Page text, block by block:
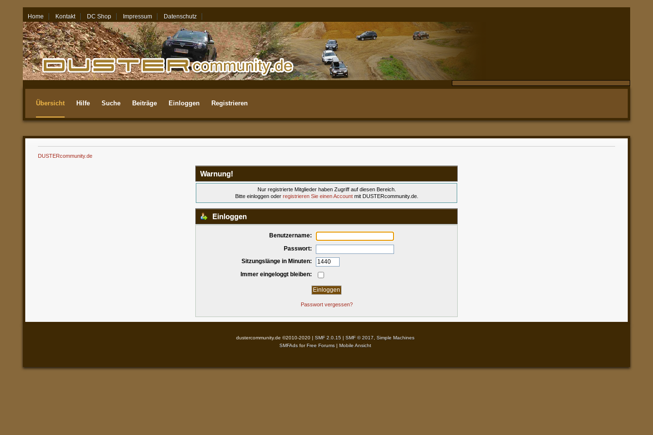
Home Kontakt DC Shop Impressum Datenschutz
08.08.26 - 01:33
Übersicht Hilfe Suche Beiträge Einloggen Registrieren
DUSTERcommunity.de
Warnung!
Nur registrierte Mitglieder haben Zugriff auf diesen Bereich.
Bitte einloggen oder registrieren Sie einen Accountmit DUSTERcommunity.de.
Einloggen
Benutzername:
Passwort:
Sitzungslänge in Minuten:
Immer eingeloggt bleiben:
Passwort vergessen?
dustercommunity.de ©2010-2020 | SMF 2.0.15 | SMF © 2017
Simple Machines
SMFAds forFree Forums | Mobile Ansicht